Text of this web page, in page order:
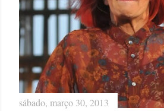
sábado, março 30, 2013